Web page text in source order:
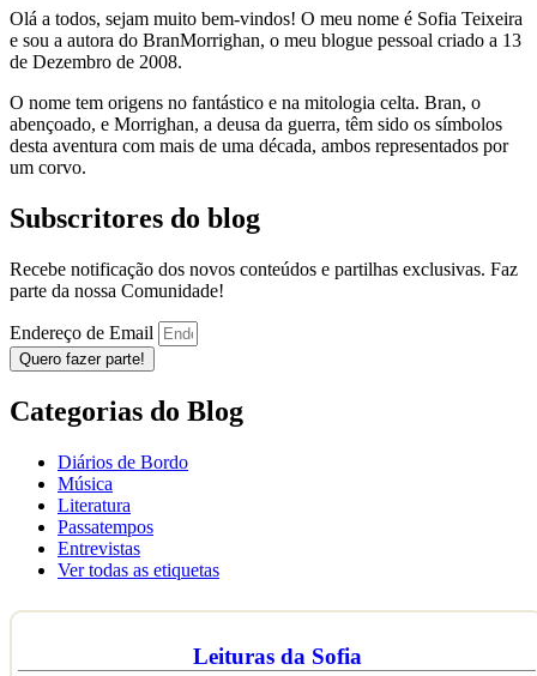
Olá a todos, sejam muito bem-vindos! O meu nome é Sofia Teixeira
e sou a autora do BranMorrighan, o meu blogue pessoal criado a 13
de Dezembro de 2008.
O nome tem origens no fantástico e na mitologia celta. Bran, o
abençoado, e Morrighan, a deusa da guerra, têm sido os símbolos
desta aventura com mais de uma década, ambos representados por
um corvo.
Subscritores do blog
Recebe notificação dos novos conteúdos e partilhas exclusivas. Faz
parte da nossa Comunidade!
Endereço de Email
Quero fazer parte!
Categorias do Blog
Diários de Bordo
Música
Literatura
Passatempos
Entrevistas
Ver todas as etiquetas
Leituras da Sofia